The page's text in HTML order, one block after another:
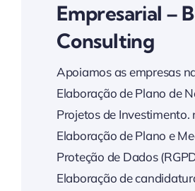
Empresarial –
Consulting
Apoiamos as empresas
Elaboração de Plano de
Projetos de Investimento.
Elaboração de Plano e
Proteção de Dados
Elaboração de